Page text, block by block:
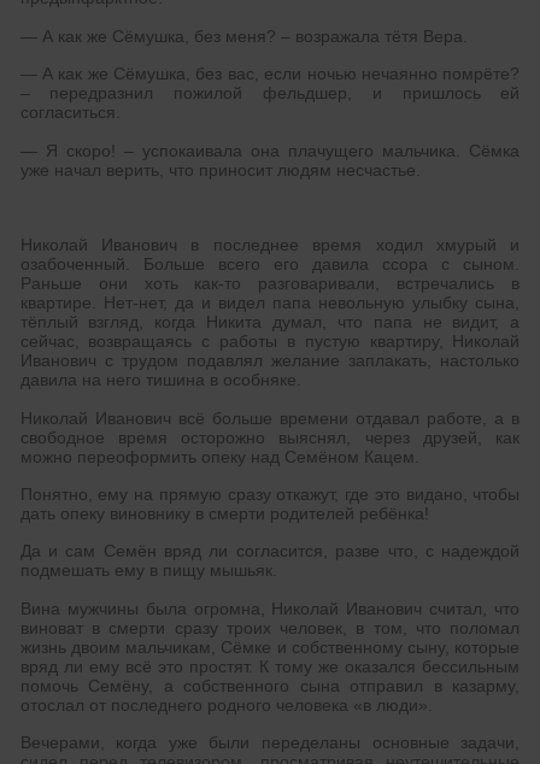
— А как же Сёмушка, без меня? – возражала тётя Вера.
— А как же Сёмушка, без вас, если ночью нечаянно помрёте?
– передразнил пожилой фельдшер, и пришлось ей
согласиться.
— Я скоро! – успокаивала она плачущего мальчика. Сёмка
уже начал верить, что приносит людям несчастье.
Николай Иванович в последнее время ходил хмурый и
озабоченный. Больше всего его давила ссора с сыном.
Раньше они хоть как-то разговаривали, встречались в
квартире. Нет-нет, да и видел папа невольную улыбку сына,
тёплый взгляд, когда Никита думал, что папа не видит, а
сейчас, возвращаясь с работы в пустую квартиру, Николай
Иванович с трудом подавлял желание заплакать, настолько
давила на него тишина в особняке.
Николай Иванович всё больше времени отдавал работе, а в
свободное время осторожно выяснял, через друзей, как
можно переоформить опеку над Семёном Кацем.
Понятно, ему на прямую сразу откажут, где это видано, чтобы
дать опеку виновнику в смерти родителей ребёнка!
Да и сам Семён вряд ли согласится, разве что, с надеждой
подмешать ему в пищу мышьяк.
Вина мужчины была огромна, Николай Иванович считал, что
виноват в смерти сразу троих человек, в том, что поломал
жизнь двоим мальчикам, Сёмке и собственному сыну, которые
вряд ли ему всё это простят. К тому же оказался бессильным
помочь Семёну, а собственного сына отправил в казарму,
отослал от последнего родного человека «в люди».
Вечерами, когда уже были переделаны основные задачи,